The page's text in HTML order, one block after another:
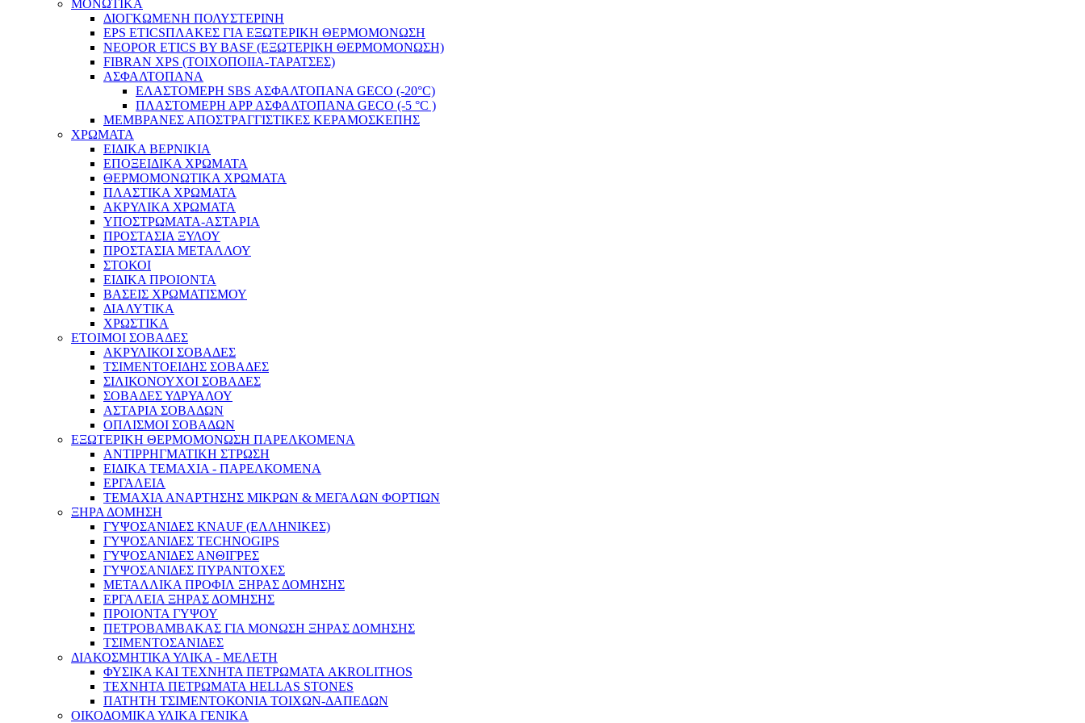
ΜΟΝΩΤΙΚΑ
ΔΙΟΓΚΩΜΕΝΗ ΠΟΛΥΣΤΕΡΙΝΗ
EPS ETICSΠΛΑΚΕΣ ΓΙΑ ΕΞΩΤΕΡΙΚΗ ΘΕΡΜΟΜΟΝΩΣΗ
NEOPOR ETICS BY BASF (ΕΞΩΤΕΡΙΚΗ ΘΕΡΜΟΜΟΝΩΣΗ)
FIBRAN XPS (ΤΟΙΧΟΠΟΙΙΑ-ΤΑΡΑΤΣΕΣ)
ΑΣΦΑΛΤΟΠΑΝΑ
ΕΛΑΣΤΟΜΕΡΗ SBS ΑΣΦΑΛΤΟΠΑΝΑ GECO (-20°C)
ΠΛΑΣΤΟΜΕΡΗ ΑPP ΑΣΦΑΛΤΟΠΑΝΑ GECO (-5 °C )
ΜΕΜΒΡΑΝΕΣ ΑΠΟΣΤΡΑΓΓΙΣΤΙΚΕΣ ΚΕΡΑΜΟΣΚΕΠΗΣ
ΧΡΩΜΑΤΑ
EIΔΙΚA ΒΕΡΝΙΚΙΑ
ΕΠΟΞΕΙΔΙΚΑ ΧΡΩΜΑΤΑ
ΘΕΡΜΟΜΟΝΩΤΙΚΑ ΧΡΩΜΑΤΑ
ΠΛΑΣΤΙΚΑ ΧΡΩΜΑΤΑ
ΑΚΡΥΛΙΚΑ ΧΡΩΜΑΤΑ
ΥΠΟΣΤΡΩΜΑΤΑ-ΑΣΤΑΡΙΑ
ΠΡΟΣΤΑΣΙΑ ΞΥΛΟΥ
ΠΡΟΣΤΑΣΙΑ ΜΕΤΑΛΛΟΥ
ΣΤΟΚΟΙ
ΕΙΔΙΚΑ ΠΡΟΙΟΝΤΑ
ΒΑΣΕΙΣ ΧΡΩΜΑΤΙΣΜΟΥ
ΔΙΑΛΥΤΙΚΑ
ΧΡΩΣΤΙΚΑ
ΕΤΟΙΜΟΙ ΣΟΒΑΔΕΣ
ΑΚΡΥΛΙΚΟΙ ΣΟΒΑΔΕΣ
ΤΣΙΜΕΝΤΟΕΙΔΗΣ ΣΟΒΑΔΕΣ
ΣΙΛΙΚΟΝΟΥΧΟΙ ΣΟΒΑΔΕΣ
ΣΟΒΑΔΕΣ ΥΔΡΥΑΛΟΥ
ΑΣΤΑΡΙΑ ΣΟΒΑΔΩΝ
ΟΠΛΙΣΜΟΙ ΣΟΒΑΔΩΝ
ΕΞΩΤΕΡΙΚΗ ΘΕΡΜΟΜΟΝΩΣΗ ΠΑΡΕΛΚΟΜΕΝΑ
ΑΝΤΙΡΡΗΓΜΑΤΙΚΗ ΣΤΡΩΣΗ
ΕΙΔΙΚΑ ΤΕΜΑΧΙΑ - ΠΑΡΕΛΚΟΜΕΝΑ
ΕΡΓΑΛΕΙΑ
ΤΕΜΑΧΙΑ ΑΝΑΡΤΗΣΗΣ ΜΙΚΡΩΝ & ΜΕΓΑΛΩΝ ΦΟΡΤΙΩΝ
ΞΗΡΑ ΔΟΜΗΣΗ
ΓΥΨΟΣΑΝΙΔΕΣ KNAUF (ΕΛΛΗΝΙΚΕΣ)
ΓΥΨΟΣΑΝΙΔΕΣ TECHNOGIPS
ΓΥΨΟΣΑΝΙΔΕΣ ΑΝΘΙΓΡΕΣ
ΓΥΨΟΣΑΝΙΔΕΣ ΠΥΡΑΝΤΟΧΕΣ
ΜΕΤΑΛΛΙΚΑ ΠΡΟΦΙΛ ΞΗΡΑΣ ΔΟΜΗΣΗΣ
ΕΡΓΑΛΕΙΑ ΞΗΡΑΣ ΔΟΜΗΣΗΣ
ΠΡΟΙΟΝΤΑ ΓΥΨΟΥ
ΠΕΤΡΟΒΑΜΒΑΚΑΣ ΓΙΑ ΜΟΝΩΣΗ ΞΗΡΑΣ ΔΟΜΗΣΗΣ
ΤΣΙΜΕΝΤΟΣΑΝΙΔΕΣ
ΔΙΑΚΟΣΜΗΤΙΚΑ ΥΛΙΚΑ - ΜΕΛΕΤΗ
ΦΥΣΙΚΑ ΚΑΙ ΤΕΧΝΗΤΑ ΠΕΤΡΩΜΑΤΑ AKROLITHOS
ΤΕΧΝΗΤΑ ΠΕΤΡΩΜΑΤΑ HELLAS STONES
ΠΑΤΗΤΗ ΤΣΙΜΕΝΤΟΚΟΝΙΑ ΤΟΙΧΩΝ-ΔΑΠΕΔΩΝ
ΟΙΚΟΔΟΜΙΚΑ ΥΛΙΚΑ ΓΕΝΙΚΑ